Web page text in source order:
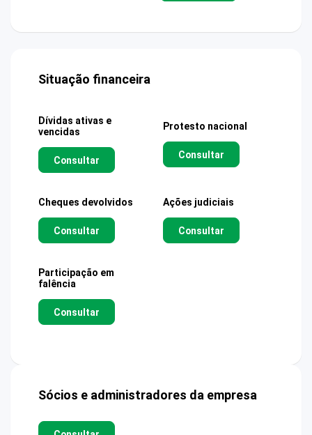
Situação financeira
Dívidas ativas e
vencidas
Consultar
Protesto nacional
Consultar
Cheques devolvidos
Consultar
Ações judiciais
Consultar
Participação em
falência
Consultar
Sócios e administradores da empresa